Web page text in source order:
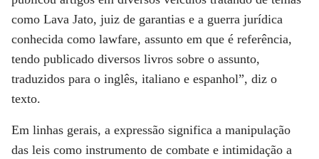
como Lava Jato, juiz de garantias e a guerra jurídica
conhecida como lawfare, assunto em que é referência,
tendo publicado diversos livros sobre o assunto,
traduzidos para o inglês, italiano e espanhol”, diz o
texto.
Em linhas gerais, a expressão significa a manipulação
das leis como instrumento de combate e intimidação a